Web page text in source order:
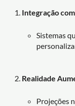
Integração
Sistemas
Realidade
Projeções